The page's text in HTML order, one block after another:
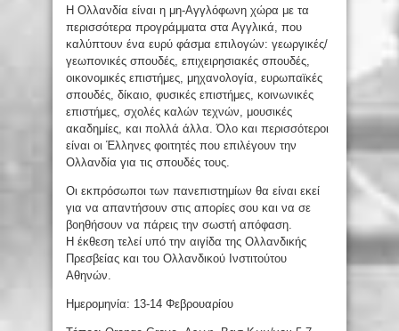
Η Ολλανδία είναι η μη-Αγγλόφωνη χώρα με τα
περισσότερα προγράμματα στα Αγγλικά, που
καλύπτουν ένα ευρύ φάσμα επιλογών: γεωργικές/
γεωπονικές σπουδές, επιχειρησιακές σπουδές,
οικονομικές επιστήμες, μηχανολογία, ευρωπαϊκές
σπουδές, δίκαιο, φυσικές επιστήμες, κοινωνικές
επιστήμες, σχολές καλών τεχνών, μουσικές
ακαδημίες, και πολλά άλλα. Όλο και περισσότεροι
είναι οι Έλληνες φοιτητές που επιλέγουν την
Ολλανδία για τις σπουδές τους.
Οι εκπρόσωποι των πανεπιστημίων θα είναι εκεί
για να απαντήσουν στις απορίες σου και να σε
βοηθήσουν να πάρεις την σωστή απόφαση.
Η έκθεση τελεί υπό την αιγίδα της Ολλανδικής
Πρεσβείας και του Ολλανδικού Ινστιτούτου
Αθηνών.
Ημερομηνία: 13-14 Φεβρουαρίου